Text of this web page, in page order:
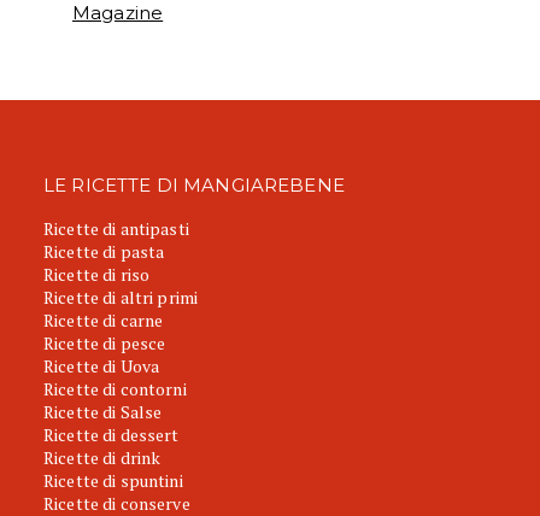
Magazine
LE RICETTE DI MANGIAREBENE
Ricette di antipasti
Ricette di pasta
Ricette di riso
Ricette di altri primi
Ricette di carne
Ricette di pesce
Ricette di Uova
Ricette di contorni
Ricette di Salse
Ricette di dessert
Ricette di drink
Ricette di spuntini
Ricette di conserve